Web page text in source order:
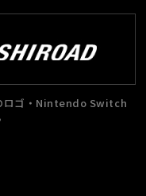
ゴ・Nintendo Switch